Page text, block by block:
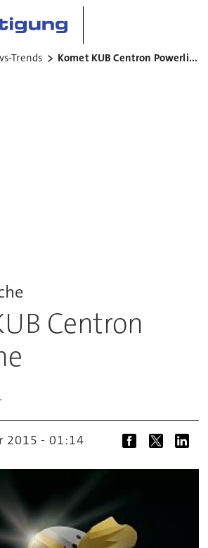
Trends Komet KUB Centron Powerline
Centron
2015 - 01:14